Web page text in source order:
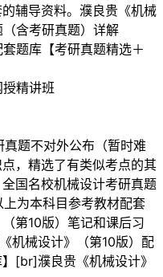
辅导资料。濮良贵《机械
含考研真题）详解
题库【考研真题精选＋
精讲班
题不对外公布（暂时难
，精选了有类似考点的其
国名校机械设计考研真题
为本科目参考教材配套
第10版）笔记和课后习
机械设计》（第10版）配
[br]濮良贵《机械设计》